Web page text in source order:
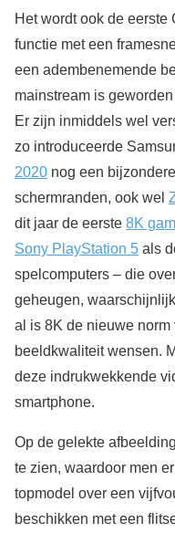
Het wordt ook de
functie met een
een adembenemende
mainstream is
Er zijn inmiddels wel
zo introduceerde
2020 nog een bijzondere
schermranden, ook wel
dit jaar de eerste 8K
Sony PlayStation 5 als
spelcomputers – die
geheugen,
al is 8K de nieuwe
beeldkwaliteit wensen.
deze indrukwekkende
smartphone.
Op de gelekte
te zien, waardoor men
topmodel over een
beschikken met een